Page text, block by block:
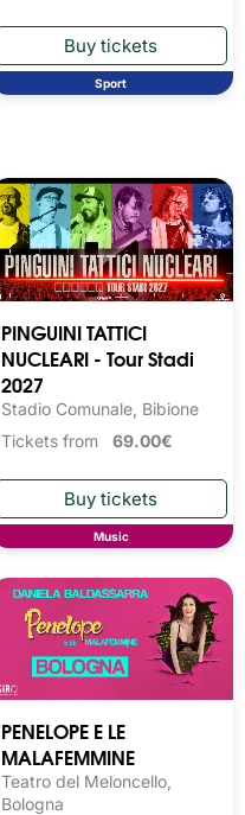
Sport
PINGUINI TATTICI
NUCLEARI - Tour Stadi
2027
Stadio Comunale, Bibione
Tickets from 69.00€
Music
PENELOPE E LE
MALAFEMMINE
Teatro del Meloncello,
Bologna